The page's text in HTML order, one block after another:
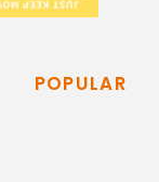
POPULAR